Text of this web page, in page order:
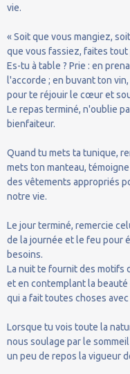
vie.
« Soit que vous mangiez,
que vous fassiez, faites tout
Es-tu à table ? Prie : en
l'accorde ; en buvant ton
pour te réjouir le cœur et
Le repas terminé, n'oublie
bienfaiteur.
Quand tu mets ta tunique,
mets ton manteau,
des vêtements appropriés
notre vie.
Le jour terminé, remercie
de la journée et le feu pour
besoins.
La nuit te fournit des motifs
et en contemplant la
qui a fait toutes choses
Lorsque tu vois toute la
nous soulage par le
un peu de repos la vigueur